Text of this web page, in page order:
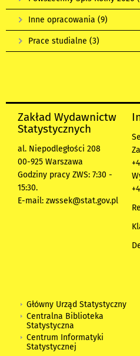
Inne opracowania (9)
Prace studialne (3)
Zakład Wydawnictw
Statystycznych
al. Niepodległości 208
00-925 Warszawa
Godziny pracy ZWS: 7:30 -
15:30.
E-mail: zwssek@stat.gov.pl
Główny Urząd Statystyczny
Centralna Biblioteka
Statystyczna
Centrum Informatyki
Statystycznej